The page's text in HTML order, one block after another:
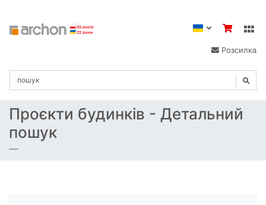
Розсилка
Проєкти будинків - Детальний
пошук